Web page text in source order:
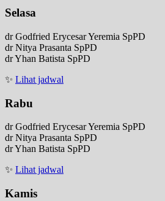
Selasa
dr Godfried Erycesar Yeremia SpPD
dr Nitya Prasanta SpPD
dr Yhan Batista SpPD
✨ Lihat jadwal
Rabu
dr Godfried Erycesar Yeremia SpPD
dr Nitya Prasanta SpPD
dr Yhan Batista SpPD
✨ Lihat jadwal
Kamis